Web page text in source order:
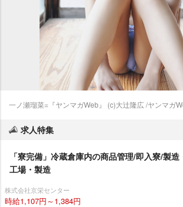
一ノ瀬瑠菜=『ヤンマガWeb』 (c)大辻隆広 /ヤンマガ
求人特集
「寮完備」冷蔵倉庫内の商品管理/即入寮/製
工場・製造
株式会社京栄センター
時給1,107円～1,384円